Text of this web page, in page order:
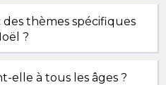
des thèmes spécifiques
?
elle à tous les âges ?